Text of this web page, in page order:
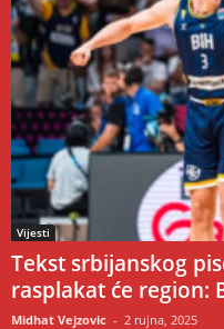
Vijesti
Tekst srbijanskog
rasplakat će region:
Midhat Vejzovic - 2 rujna, 2025